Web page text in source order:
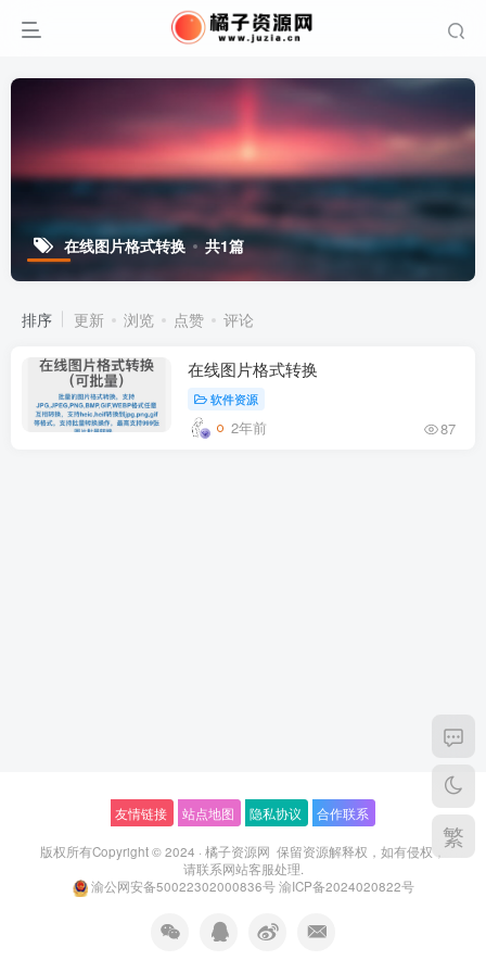
在线图片格式转换 共1篇
排序 更新 浏览 点赞 评论
在线图片格式转换
软件资源
2年前 87
友情链接 站点地图 隐私协议 合作联系
版权所有Copyright © 2024 · 橘子资源网 保留资源解释权，如有侵权，
请联系网站客服处理.
渝公网安备50022302000836号 渝ICP备2024020822号
繁